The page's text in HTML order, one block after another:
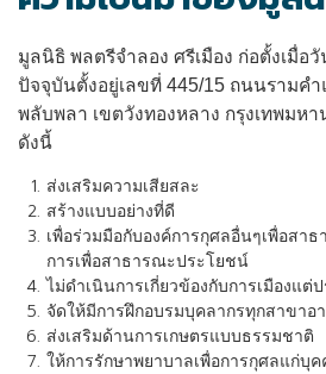
มูลนิธิ พลตรีจำลอง ศรีเมือง ก่อตั้งเมื่อ
ปัจจุบันตั้งอยู่เลขที่ 445/15 ถนนรามคำ
พลับพลา เขตวังทองหลาง กรุงเทพมห
ดังนี้
ส่งเสริมความเสียสละ
สร้างแบบอย่างที่ดี
เพื่อร่วมมือกับองค์การกุศลอื่นๆเพื่อสา
การเพื่อสาธารณะประโยชน์
ไม่ดำเนินการเกี่ยวข้องกับการเมืองแต่
จัดให้มีการฝึกอบรมบุคลากรทุกสาขาอ
ส่งเสริมด้านการเกษตรแบบธรรมชาติ
ให้การรักษาพยาบาลเพื่อการกุศลแก่บุค